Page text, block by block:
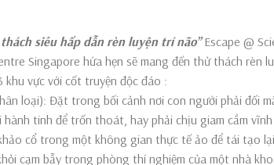
thách siêu hấp dẫn rèn luyện trí não’’Escape @
Singapore hứa hẹn sẽ mang đến thử thách rèn
khu vực với cốt truyện độc đáo :
loại): Đặt trong bối cảnh nơi con người phải đối
tinh để trốn thoát, hay phải chịu giam cầm vĩnh
cổ trong một không gian thực tế ảo để tái tạo
cạm bẫy trong phòng thí nghiệm của một nhà